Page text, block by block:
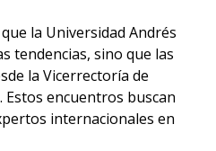
la Universidad Andrés
tendencias, sino que las
la Vicerrectoría de
encuentros buscan
internacionales en